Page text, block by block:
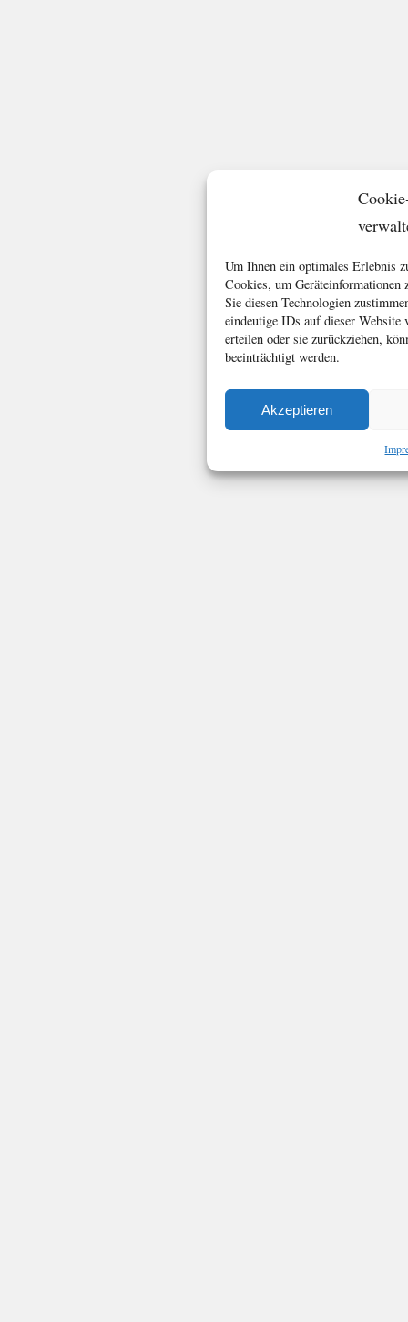
Um Ihnen ein optimales Erlebnis
Cookies, um Geräteinformationen
Sie diesen Technologien
eindeutige IDs auf dieser
erteilen oder sie zurückziehen,
beeinträchtigt werden.
Akzeptieren